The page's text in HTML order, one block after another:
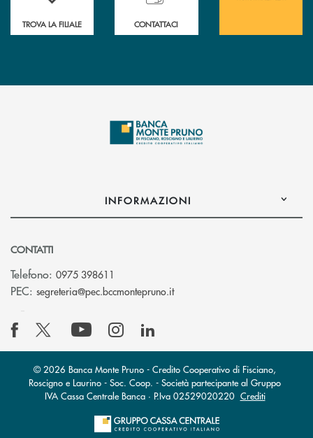
TROVA LA FILIALE CONTATTACI
INFORMAZIONI
CONTATTI
Telefono: 0975 398611
PEC: segreteria@pec.bccmontepruno.it(si apre l’app di posta
© 2026 Banca Monte Pruno - Credito Cooperativo di Fisciano,
Roscigno e Laurino - Soc. Coop. - Società partecipante al Gruppo
IVA Cassa Centrale Banca · P.Iva 02529020220 Crediti